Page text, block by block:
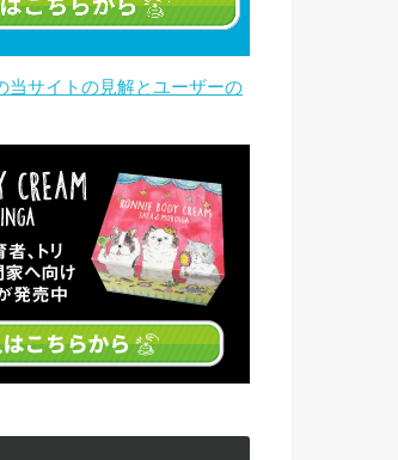
当サイトの見解とユーザーの